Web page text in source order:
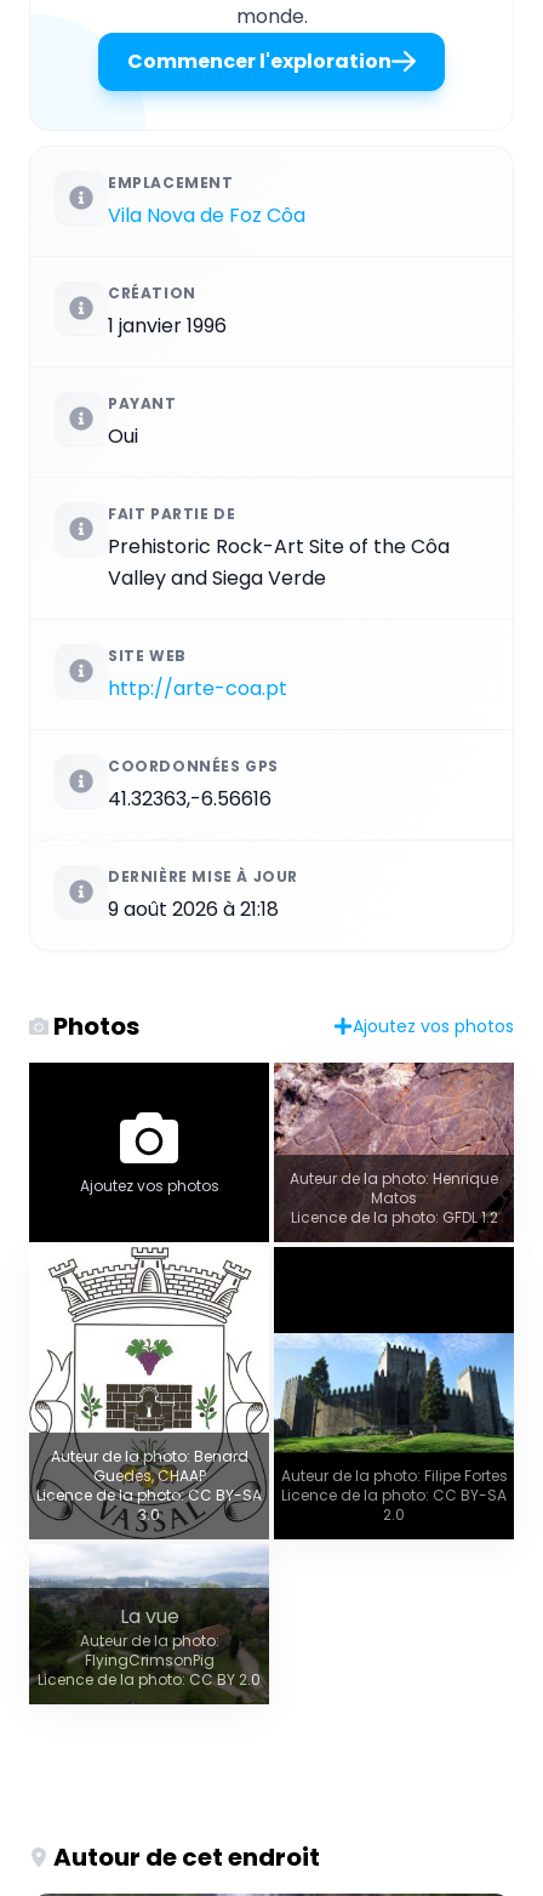
monde.
Commencer l'exploration
EMPLACEMENT
Vila Nova de Foz Côa
CRÉATION
1 janvier 1996
PAYANT
Oui
FAIT PARTIE DE
Prehistoric Rock-Art Site of the Côa
Valley and Siega Verde
SITE WEB
http://arte-coa.pt
COORDONNÉES GPS
41.32363,-6.56616
DERNIÈRE MISE À JOUR
9 août 2026 à 21:18
Photos Ajoutez vos photos
Ajoutez vos photos
Auteur de la photo: Henrique
Matos
Licence de la photo: GFDL 1.2
Auteur de la photo: Benard
Guedes, CHAAP
Licence de la photo: CC BY-SA
3.0
Auteur de la photo: Filipe Fortes
Licence de la photo: CC BY-SA
2.0
La vue
Auteur de la photo:
FlyingCrimsonPig
Licence de la photo: CC BY 2.0
Autour de cet endroit